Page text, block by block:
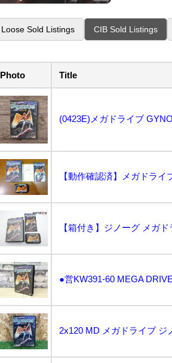
Loose Sold Listings CIB Sold Listings
Photo Title
【動作確認済】メガドラ
【箱付き】ジノーグ メガ